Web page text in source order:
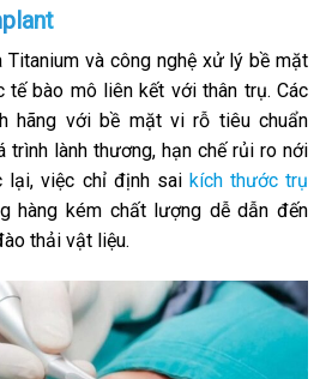
và công nghệ xử lý bề mặt
bào mô liên kết với thân trụ. Các
hãng với bề mặt vi rỗ tiêu chuẩn
trình lành thương, hạn chế rủi ro nới
lại, việc chỉ định sai kích thước trụ
hàng kém chất lượng dễ dẫn đến
thải vật liệu.